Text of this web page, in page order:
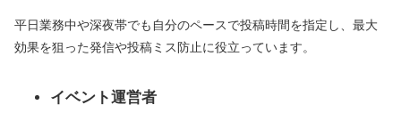
平日業務中や深夜帯でも自分のペースで投稿時間を指定し、最大
効果を狙った発信や投稿ミス防止に役立っています。
イベント運営者